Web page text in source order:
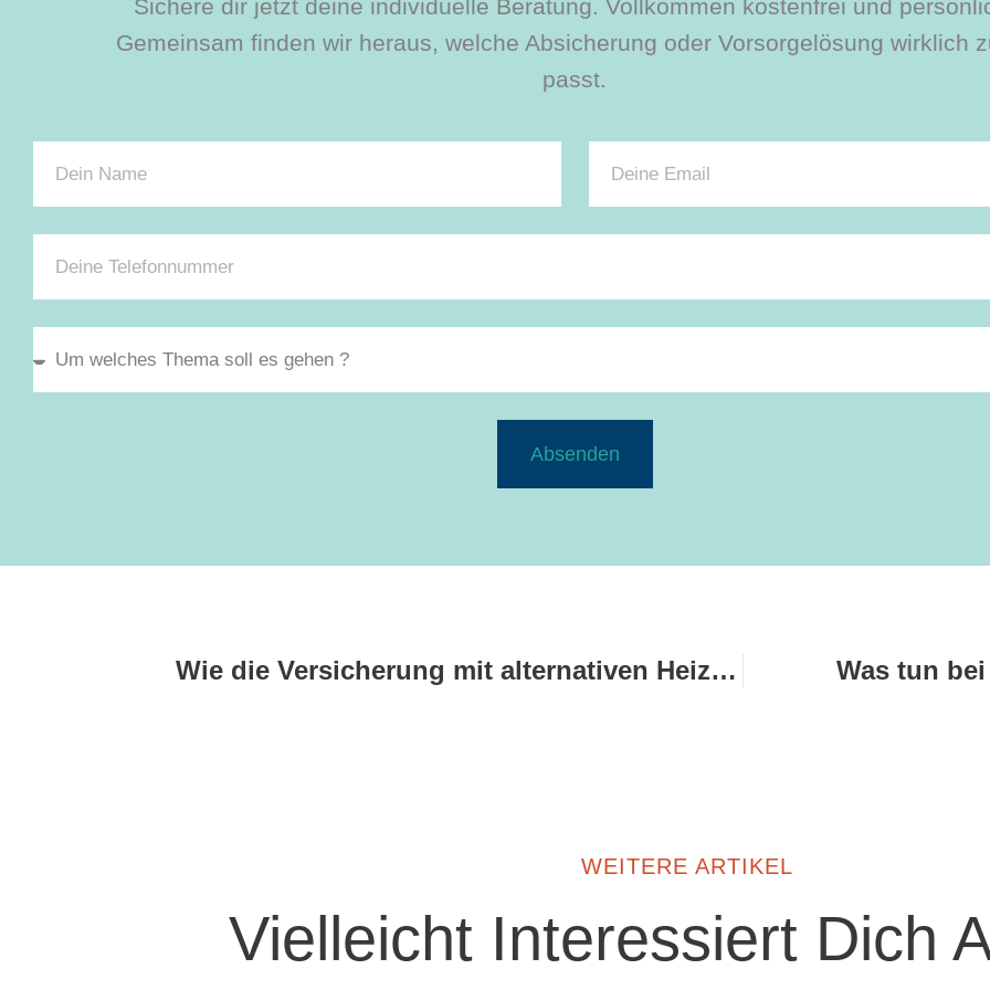
Sichere dir jetzt deine individuelle Beratung. Vollkommen kostenfrei und
Gemeinsam finden wir heraus, welche Absicherung oder Vorsorgelösung wirklich
passt.
Absenden
Wie die Versicherung mit alternativen Heizsystemen umgeht Was tun
WEITERE ARTIKEL
Vielleicht Interessiert Dich